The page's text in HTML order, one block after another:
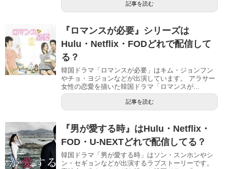
記事を読む
『ロマンスが必要』シリーズは
Hulu・Netflix・FODどれで配信して
る？
韓国ドラマ「ロマンスが必要」はキム・ジョンフン
やチョ・ヨジョンなどが出演しています。 アラサー
女性の恋愛を描いた韓国ドラマ「ロマンスが...
記事を読む
『男が愛する時』はHulu・Netflix・
FOD・U-NEXTどれで配信してる？
韓国ドラマ「男が愛する時」はソン・スンホンやシ
ン・セギョンなどが出演するラブストーリーです。